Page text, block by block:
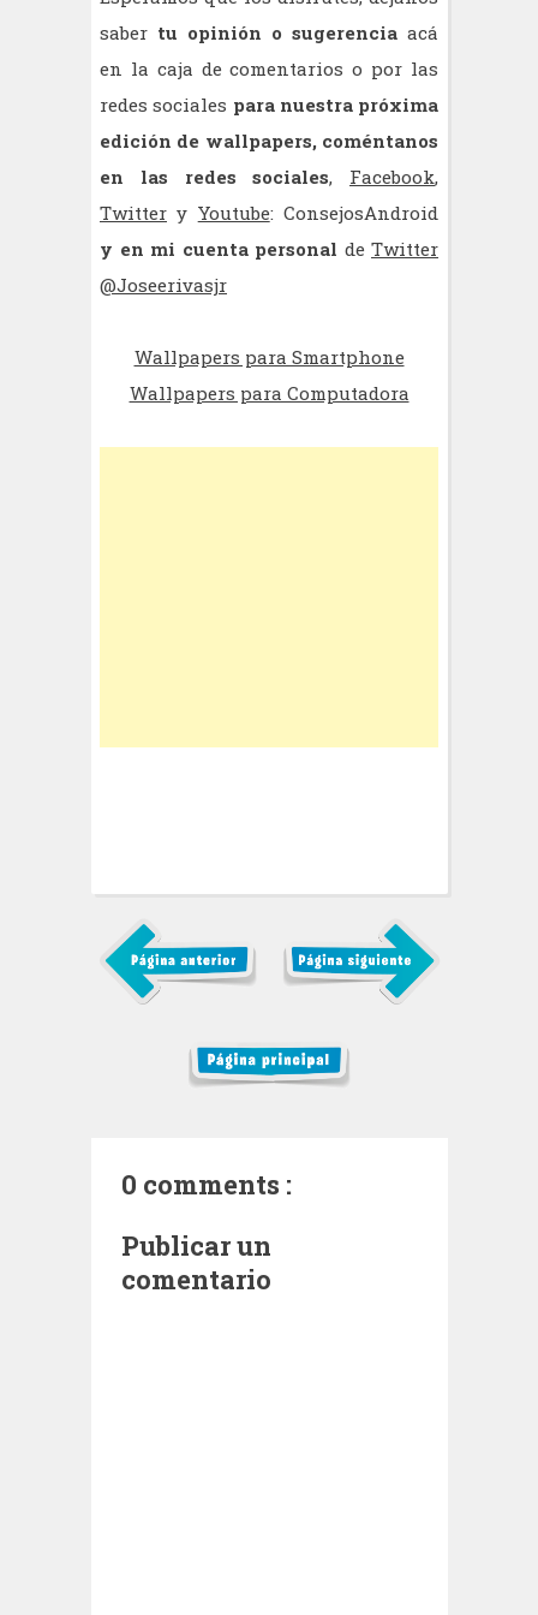
saber tu opinión o sugerencia acá
en la caja de comentarios o por las
redes sociales para nuestra próxima
edición de wallpapers, coméntanos
en las redes sociales, Facebook,
Twitter y Youtube: ConsejosAndroid
y en mi cuenta personal de Twitter
@Joseerivasjr
Wallpapers para Smartphone
Wallpapers para Computadora
0 comments :
Publicar un
comentario